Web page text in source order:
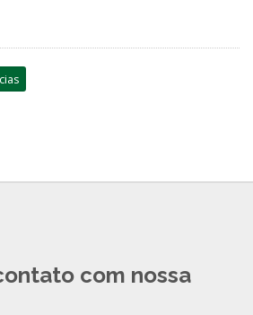
com nossa